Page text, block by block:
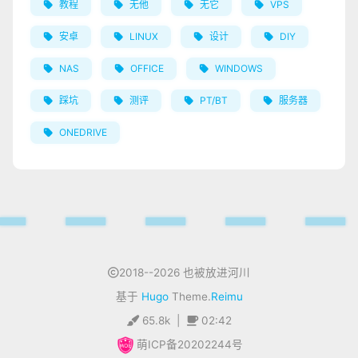
教程 无他 无它 VPS
安卓 LINUX 设计 DIY
NAS OFFICE WINDOWS
踩坑 测评 PT/BT 服务器
ONEDRIVE
2018--2026 也被放进河川
基于 HugoTheme.Reimu
65.8k
02:42
萌ICP备20202244号